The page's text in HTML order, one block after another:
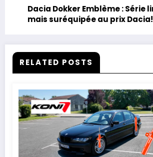
Dacia Dokker Emblème : Série limitée,
mais suréquipée au prix Dacia!
RELATED POSTS